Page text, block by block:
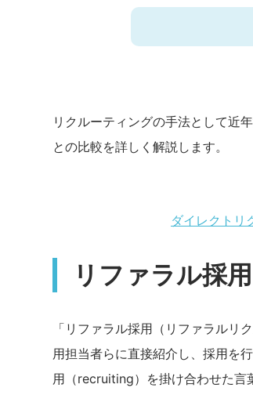
リクルーティングの手法として近
との比較を詳しく解説します。
ダイレクトリ
リファラル採
「リファラル採用（リファラルリ
用担当者らに直接紹介し、採用を
用（recruiting）を掛け合わせた言